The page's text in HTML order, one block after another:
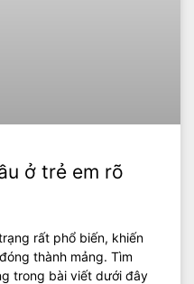
ở trẻ em rõ
rất phổ biến, khiến
thành mảng. Tìm
trong bài viết dưới đây